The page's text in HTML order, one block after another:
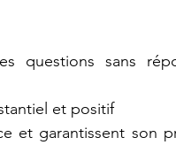
questions sans
et positif
et garantissent son